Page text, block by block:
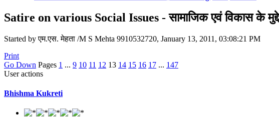
Satire on various Social Issues - सामाजिक एवं विकास के
Started by एम.एस. मेहता /M S Mehta 9910532720, January 13, 2011, 03:08:21 PM
Print
Go Down Pages 1 ... 9 10 11 12 13 14 15 16 17 ... 147
User actions
Bhishma Kukreti